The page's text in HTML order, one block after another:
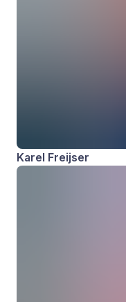
Karel Freijser